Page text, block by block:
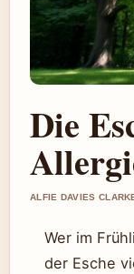
Die
ALFIE DAVIES
Wer im
der Esche